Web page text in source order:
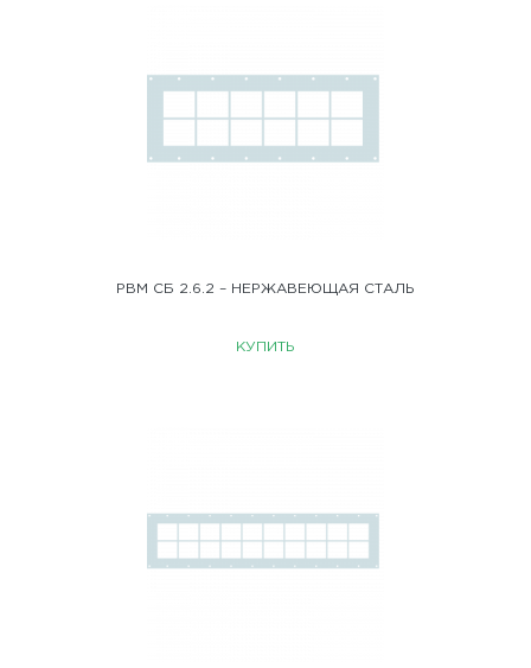
РВМ СБ 2.6.2 – НЕРЖАВЕЮЩАЯ СТАЛЬ
КУПИТЬ